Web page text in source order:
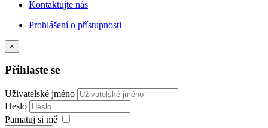
Kontaktujte nás
Prohlášení o přístupnosti
×
Přihlaste se
Uživatelské jméno
Heslo
Pamatuj si mě